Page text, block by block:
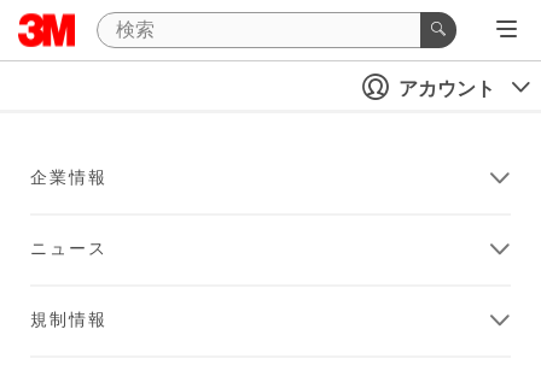
アカウント
企業情報
ニュース
規制情報